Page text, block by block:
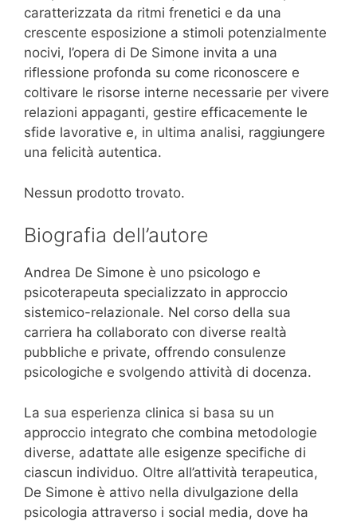
caratterizzata da ritmi frenetici e da una
crescente esposizione a stimoli potenzialmente
nocivi, l’opera di De Simone invita a una
riflessione profonda su come riconoscere e
coltivare le risorse interne necessarie per vivere
relazioni appaganti, gestire efficacemente le
sfide lavorative e, in ultima analisi, raggiungere
una felicità autentica.
Nessun prodotto trovato.
Biografia dell’autore
Andrea De Simone è uno psicologo e
psicoterapeuta specializzato in approccio
sistemico-relazionale. Nel corso della sua
carriera ha collaborato con diverse realtà
pubbliche e private, offrendo consulenze
psicologiche e svolgendo attività di docenza.
La sua esperienza clinica si basa su un
approccio integrato che combina metodologie
diverse, adattate alle esigenze specifiche di
ciascun individuo. Oltre all’attività terapeutica,
De Simone è attivo nella divulgazione della
psicologia attraverso i social media, dove ha